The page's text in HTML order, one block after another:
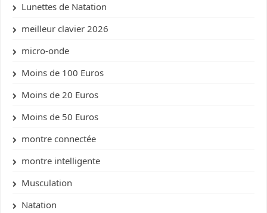
Lunettes de Natation
meilleur clavier 2026
micro-onde
Moins de 100 Euros
Moins de 20 Euros
Moins de 50 Euros
montre connectée
montre intelligente
Musculation
Natation